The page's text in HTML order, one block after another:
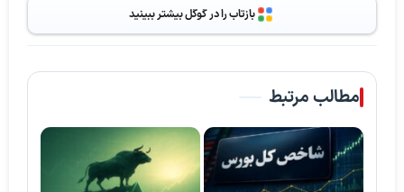
بازتاب را در گوگل بیشتر ببینید
مطالب مرتبط